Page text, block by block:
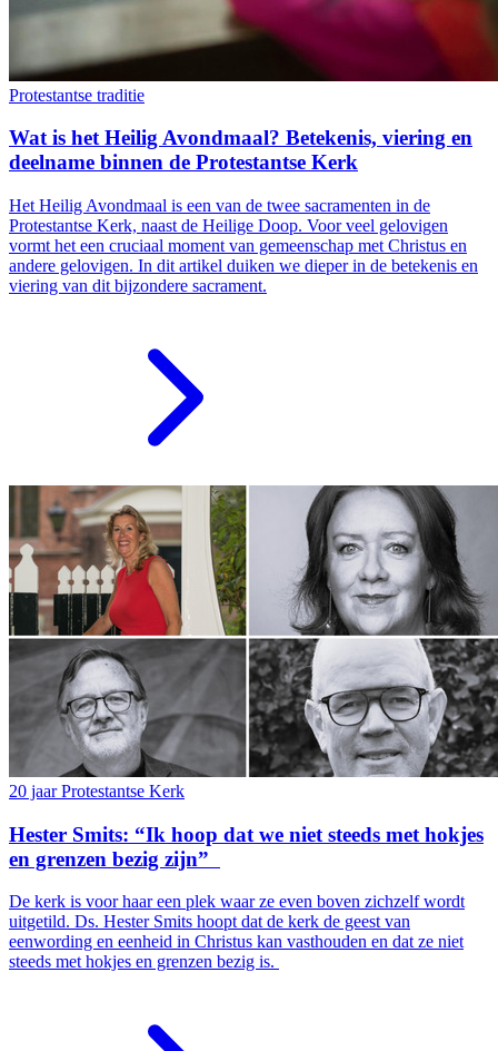
Protestantse traditie
Wat is het Heilig Avondmaal? Betekenis, viering en
deelname binnen de Protestantse Kerk
Het Heilig Avondmaal is een van de twee sacramenten in de
Protestantse Kerk, naast de Heilige Doop. Voor veel gelovigen
vormt het een cruciaal moment van gemeenschap met Christus en
andere gelovigen. In dit artikel duiken we dieper in de betekenis en
viering van dit bijzondere sacrament.
20 jaar Protestantse Kerk
Hester Smits: “Ik hoop dat we niet steeds met hokjes
en grenzen bezig zijn”
De kerk is voor haar een plek waar ze even boven zichzelf wordt
uitgetild. Ds. Hester Smits hoopt dat de kerk de geest van
eenwording en eenheid in Christus kan vasthouden en dat ze niet
steeds met hokjes en grenzen bezig is.